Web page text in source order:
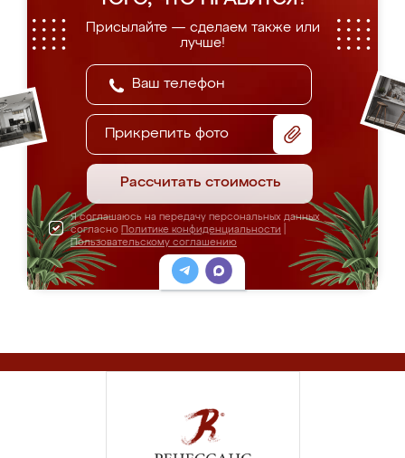
Присылайте — сделаем также или
лучше!
Прикрепить фото
Рассчитать стоимость
Я соглашаюсь на передачу персональных данных
согласно Политике конфиденциальности
Пользовательскому соглашению